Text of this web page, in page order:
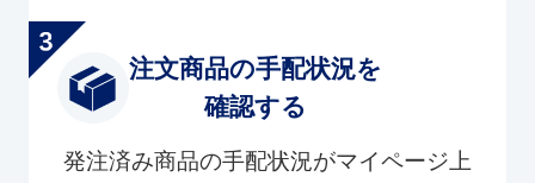
注文商品の手配状況を
確認する
発注済み商品の手配状況がマイページ上